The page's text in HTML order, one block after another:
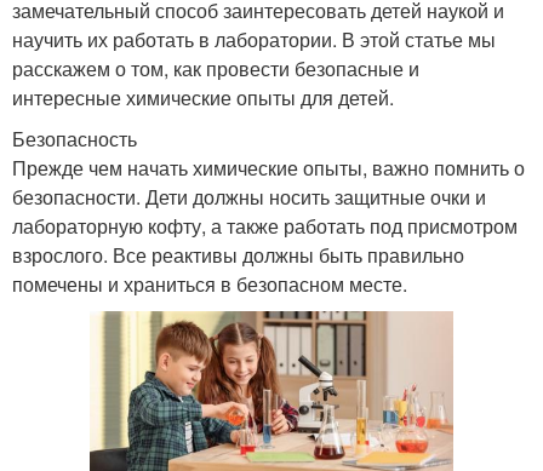
замечательный способ заинтересовать детей наукой и
научить их работать в лаборатории. В этой статье мы
расскажем о том, как провести безопасные и
интересные химические опыты для детей.
Безопасность
Прежде чем начать химические опыты, важно помнить о
безопасности. Дети должны носить защитные очки и
лабораторную кофту, а также работать под присмотром
взрослого. Все реактивы должны быть правильно
помечены и храниться в безопасном месте.